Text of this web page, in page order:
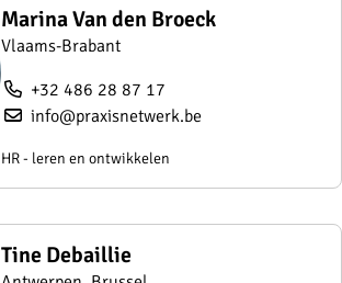
Marina Van den Broeck
Vlaams-Brabant
+32 486 28 87 17
info@praxisnetwerk.be
HR - leren en ontwikkelen
Tine Debaillie